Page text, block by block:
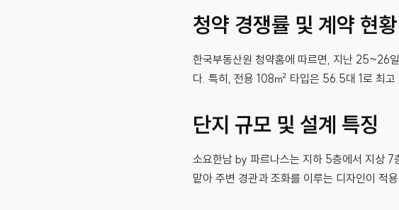
청약 경쟁률 및 계약 현황
한국부동산원 청약홈에 따르면, 지난 25~26
다. 특히, 전용 108㎡ 타입은 56.5대 1로 최고
단지 규모 및 설계 특징
소요한남 by 파르나스는 지하 5층에서 지상
맡아 주변 경관과 조화를 이루는 디자인이 적